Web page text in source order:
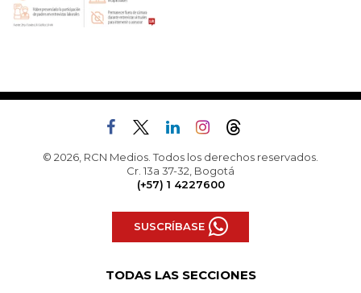
© 2026, RCN Medios. Todos los derechos reservados.
Cr. 13a 37-32, Bogotá
(+57) 1 4227600
SUSCRÍBASE
TODAS LAS SECCIONES